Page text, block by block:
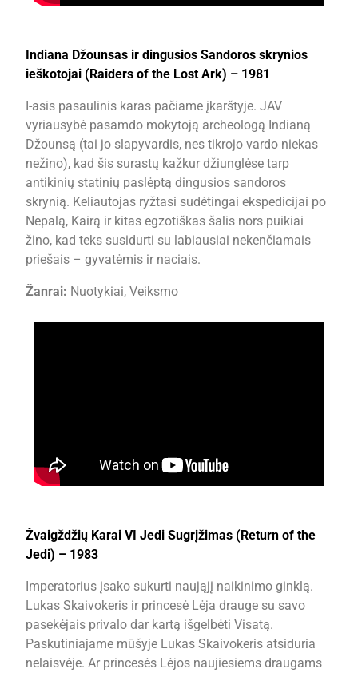
Indiana Džounsas ir dingusios Sandoros skrynios
ieškotojai (Raiders of the Lost Ark) – 1981
I-asis pasaulinis karas pačiame įkarštyje. JAV
vyriausybė pasamdo mokytoją archeologą Indianą
Džounsą (tai jo slapyvardis, nes tikrojo vardo niekas
nežino), kad šis surastų kažkur džiunglėse tarp
antikinių statinių paslėptą dingusios sandoros
skrynią. Keliautojas ryžtasi sudėtingai ekspedicijai po
Nepalą, Kairą ir kitas egzotiškas šalis nors puikiai
žino, kad teks susidurti su labiausiai nekenčiamais
priešais – gyvatėmis ir naciais.
Žanrai: Nuotykiai, Veiksmo
Žvaigždžių Karai VI Jedi Sugrįžimas (Return of the
Jedi) – 1983
Imperatorius įsako sukurti naująjį naikinimo ginklą.
Lukas Skaivokeris ir princesė Lėja drauge su savo
pasekėjais privalo dar kartą išgelbėti Visatą.
Paskutiniajame mūšyje Lukas Skaivokeris atsiduria
nelaisvėje. Ar princesės Lėjos naujiesiems draugams